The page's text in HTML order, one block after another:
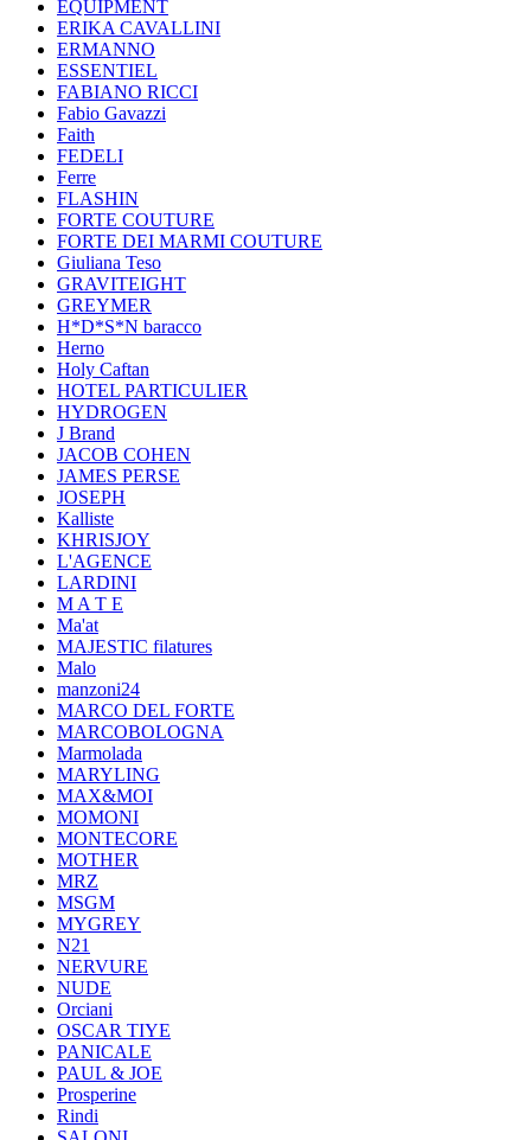
EQUIPMENT
ERIKA CAVALLINI
ERMANNO
ESSENTIEL
FABIANO RICCI
Fabio Gavazzi
Faith
FEDELI
Ferre
FLASHIN
FORTE COUTURE
FORTE DEI MARMI COUTURE
Giuliana Teso
GRAVITEIGHT
GREYMER
H*D*S*N baracco
Herno
Holy Caftan
HOTEL PARTICULIER
HYDROGEN
J Brand
JACOB COHEN
JAMES PERSE
JOSEPH
Kalliste
KHRISJOY
L'AGENCE
LARDINI
M A T E
Ma'at
MAJESTIC filatures
Malo
manzoni24
MARCO DEL FORTE
MARCOBOLOGNA
Marmolada
MARYLING
MAX&MOI
MOMONI
MONTECORE
MOTHER
MRZ
MSGM
MYGREY
N21
NERVURE
NUDE
Orciani
OSCAR TIYE
PANICALE
PAUL & JOE
Prosperine
Rindi